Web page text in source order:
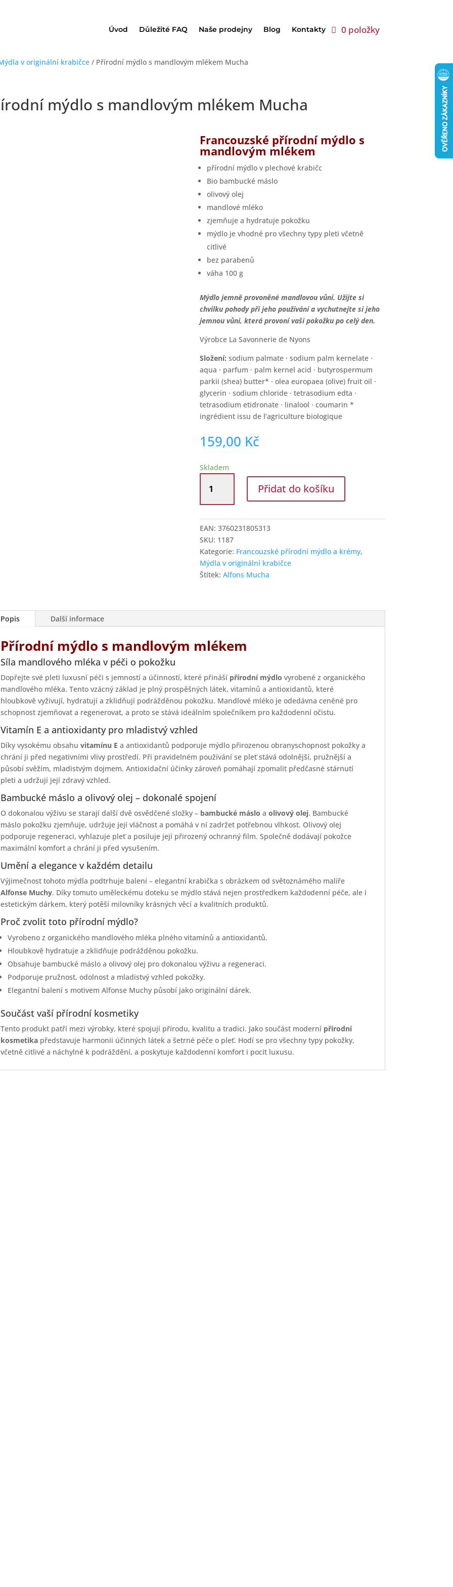
Úvod Důležité FAQ Naše prodejny Blog Kontakty 0 položky
v originální krabičce / Přírodní mýdlo s mandlovým mlékem Mucha
mýdlo s mandlovým mlékem Mucha
Francouzské přírodní mýdlo s
mandlovým mlékem
přírodní mýdlo v plechové krabičc
Bio bambucké máslo
olivový olej
mandlové mléko
zjemňuje a hydratuje pokožku
mýdlo je vhodné pro všechny typy pleti včetně
citlivé
bez parabenů
váha 100 g
Mýdlo jemně provoněné mandlovou vůní. Užijte si
chvilku pohody při jeho používání a vychutnejte si jeho
jemnou vůni, která provoní vaši pokožku po celý den.
Výrobce La Savonnerie de Nyons
Složení: sodium palmate · sodium palm kernelate ·
aqua · parfum · palm kernel acid · butyrospermum
parkii (shea) butter* · olea europaea (olive) fruit oil ·
glycerin · sodium chloride · tetrasodium edta ·
tetrasodium etidronate · linalool · coumarin *
ingrédient issu de l’agriculture biologique
159,00 Kč
Skladem
mýdlo
s
mlékem
Mucha
množství
Přidat do košíku
EAN:3760231805313
SKU: 1187
Kategorie: Francouzské přírodní mýdlo a krémy,
Mýdla v originální krabičce
Štítek:Alfons Mucha
Popis Další informace
Přírodní mýdlo s mandlovým mlékem
Síla mandlového mléka v péči o pokožku
Dopřejte své pleti luxusní péči s jemností a účinností, které přináší přírodní mýdlo vyrobené z organického
mandlového mléka. Tento vzácný základ je plný prospěšných látek, vitamínů a antioxidantů, které
hloubkově vyživují, hydratují a zklidňují podrážděnou pokožku. Mandlové mléko je odedávna ceněné pro
schopnost zjemňovat a regenerovat, a proto se stává ideálním společníkem pro každodenní očistu.
Vitamín E a antioxidanty pro mladistvý vzhled
Díky vysokému obsahu vitamínu E a antioxidantů podporuje mýdlo přirozenou obranyschopnost pokožky a
chrání ji před negativními vlivy prostředí. Při pravidelném používání se pleť stává odolnější, pružnější a
působí svěžím, mladistvým dojmem. Antioxidační účinky zároveň pomáhají zpomalit předčasné stárnutí
pleti a udržují její zdravý vzhled.
Bambucké máslo a olivový olej – dokonalé spojení
O dokonalou výživu se starají další dvě osvědčené složky – bambucké máslo a olivový olej. Bambucké
máslo pokožku zjemňuje, udržuje její vláčnost a pomáhá v ní zadržet potřebnou vlhkost. Olivový olej
podporuje regeneraci, vyhlazuje pleť a posiluje její přirozený ochranný film. Společně dodávají pokožce
maximální komfort a chrání ji před vysušením.
Umění a elegance v každém detailu
Výjimečnost tohoto mýdla podtrhuje balení – elegantní krabička s obrázkem od světoznámého malíře
Alfonse Muchy. Díky tomuto uměleckému doteku se mýdlo stává nejen prostředkem každodenní péče, ale i
estetickým dárkem, který potěší milovníky krásných věcí a kvalitních produktů.
Proč zvolit toto přírodní mýdlo?
Vyrobeno z organického mandlového mléka plného vitamínů a antioxidantů.
Hloubkově hydratuje a zklidňuje podrážděnou pokožku.
Obsahuje bambucké máslo a olivový olej pro dokonalou výživu a regeneraci.
Podporuje pružnost, odolnost a mladistvý vzhled pokožky.
Elegantní balení s motivem Alfonse Muchy působí jako originální dárek.
Součást vaší přírodní kosmetiky
Tento produkt patří mezi výrobky, které spojují přírodu, kvalitu a tradici. Jako součást moderní přírodní
kosmetikapředstavuje harmonii účinných látek a šetrné péče o pleť. Hodí se pro všechny typy pokožky,
včetně citlivé a náchylné k podráždění, a poskytuje každodenní komfort i pocit luxusu.